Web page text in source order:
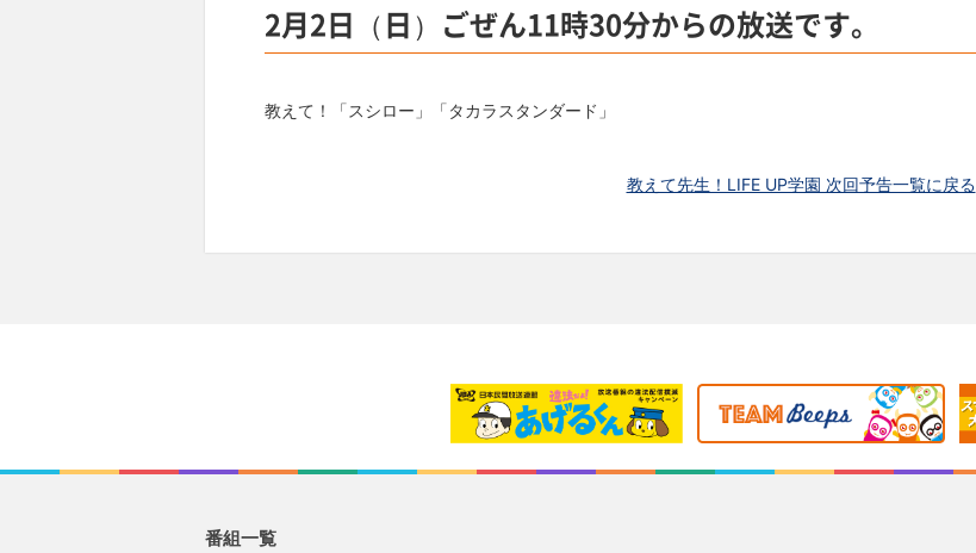
2月2日（日）ごぜん11時30分からの放送です。
教えて！「スシロー」「タカラスタンダード」
教えて先生！LIFE UP学園 次回予告一覧に戻る
番組一覧